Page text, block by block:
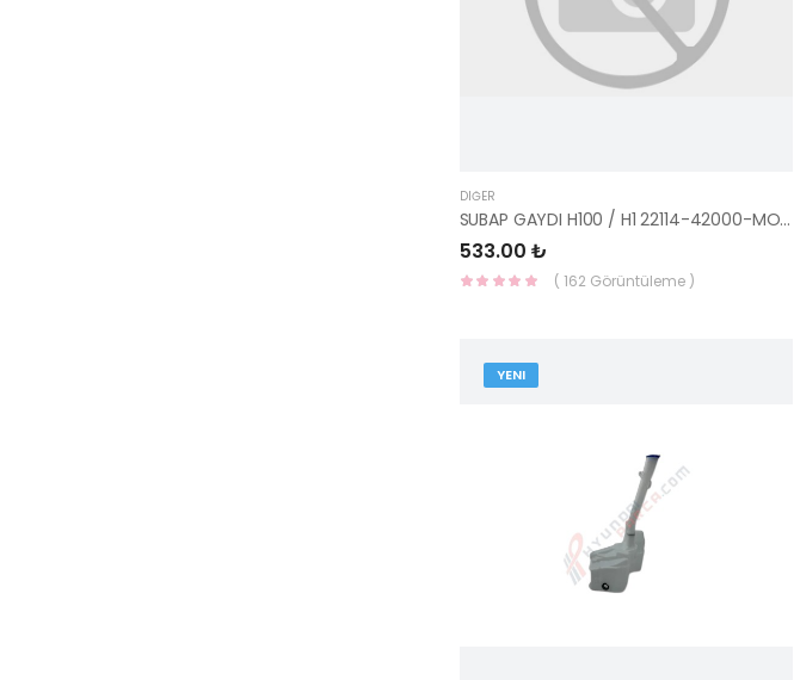
DIĞER
SUBAP GAYDI H100 / H1 22114-42000-MOBIS
533.00 ₺
( 162 Görüntüleme )
YENI